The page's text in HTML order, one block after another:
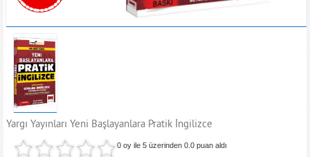
Yargı Yayınları Yeni Başlayanlara Pratik İngilizce
0 oy ile 5 üzerinden0.0 puan aldı